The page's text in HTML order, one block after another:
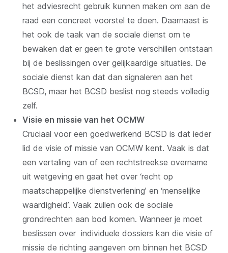
het adviesrecht gebruik kunnen maken om aan de
raad een concreet voorstel te doen. Daarnaast is
het ook de taak van de sociale dienst om te
bewaken dat er geen te grote verschillen ontstaan
bij de beslissingen over gelijkaardige situaties. De
sociale dienst kan dat dan signaleren aan het
BCSD, maar het BCSD beslist nog steeds volledig
zelf.
Visie en missie van het OCMW
Cruciaal voor een goedwerkend BCSD is dat ieder
lid de visie of missie van OCMW kent. Vaak is dat
een vertaling van of een rechtstreekse overname
uit wetgeving en gaat het over ‘recht op
maatschappelijke dienstverlening’ en ‘menselijke
waardigheid’. Vaak zullen ook de sociale
grondrechten aan bod komen. Wanneer je moet
beslissen over individuele dossiers kan die visie of
missie de richting aangeven om binnen het BCSD